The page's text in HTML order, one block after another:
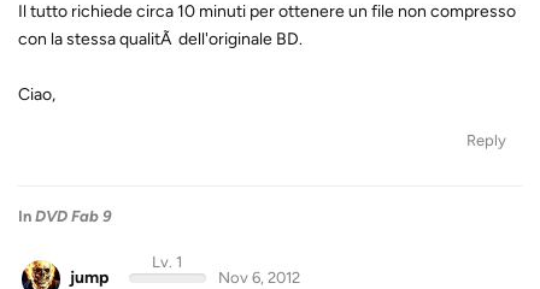
Il tutto richiede circa 10 minuti per ottenere un file non compresso
con la stessa qualitÃ dell'originale BD.
Ciao,
Reply
In DVD Fab 9
jump
Lv. 1
Nov 6, 2012